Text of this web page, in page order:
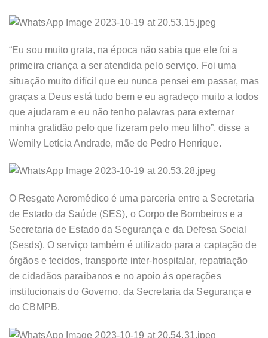
“Eu sou muito grata, na época não sabia que ele foi a
primeira criança a ser atendida pelo serviço. Foi uma
situação muito difícil que eu nunca pensei em passar, mas
graças a Deus está tudo bem e eu agradeço muito a todos
que ajudaram e eu não tenho palavras para externar
minha gratidão pelo que fizeram pelo meu filho”, disse a
Wemily Letícia Andrade, mãe de Pedro Henrique.
O Resgate Aeromédico é uma parceria entre a Secretaria
de Estado da Saúde (SES), o Corpo de Bombeiros e a
Secretaria de Estado da Segurança e da Defesa Social
(Sesds). O serviço também é utilizado para a captação de
órgãos e tecidos, transporte inter-hospitalar, repatriação
de cidadãos paraibanos e no apoio às operações
institucionais do Governo, da Secretaria da Segurança e
do CBMPB.